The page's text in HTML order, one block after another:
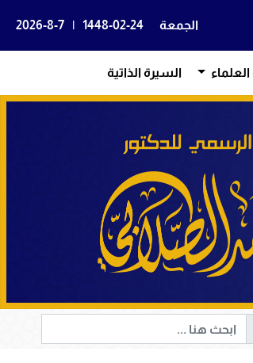
الجمعة 1448-02-24
|
2026-8-7
السيرة الذاتية
الله عنهما؛ الصوّامة القوّامة وأمينة